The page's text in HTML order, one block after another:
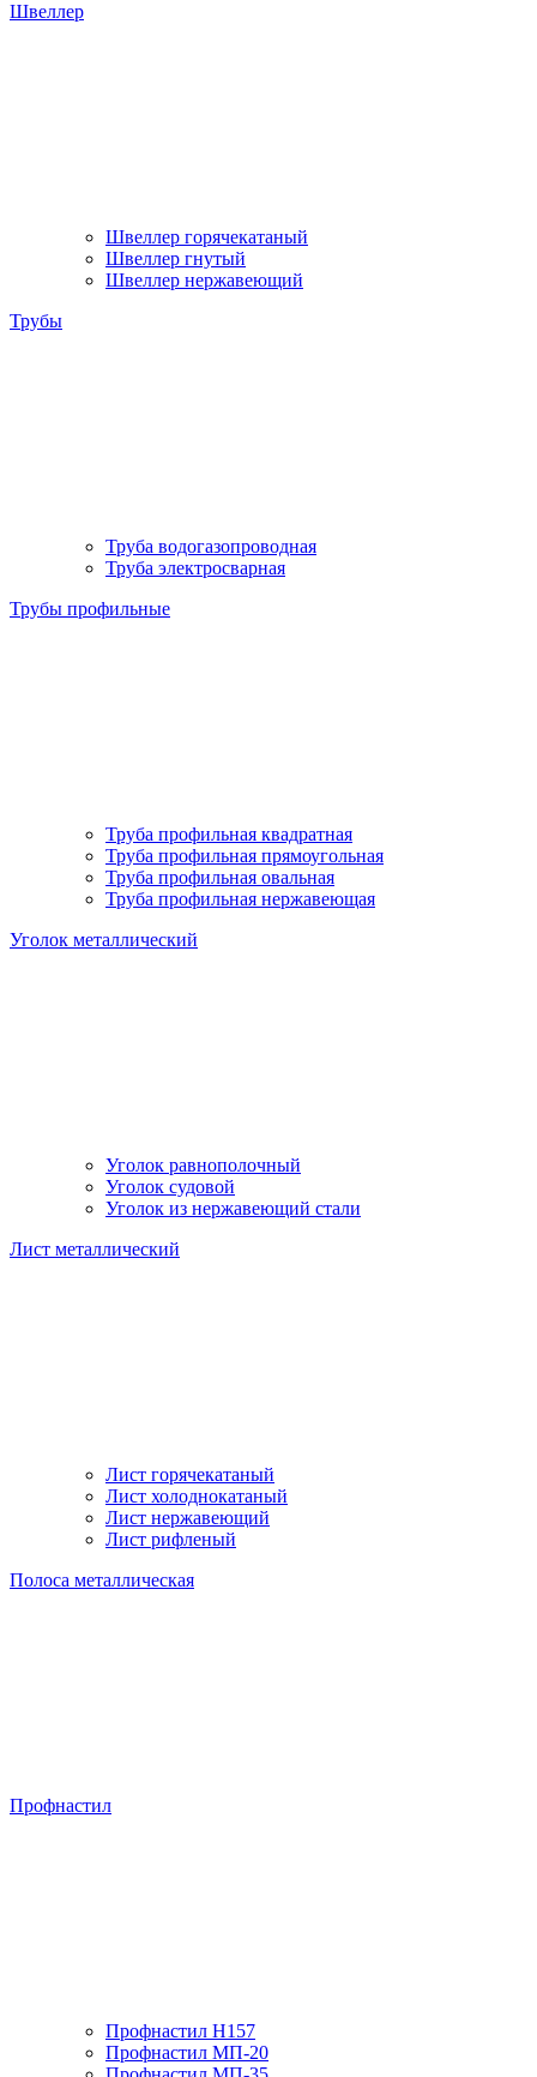
Швеллер
Швеллер горячекатаный
Швеллер гнутый
Швеллер нержавеющий
Трубы
Труба водогазопроводная
Труба электросварная
Трубы профильные
Труба профильная квадратная
Труба профильная прямоугольная
Труба профильная овальная
Труба профильная нержавеющая
Уголок металлический
Уголок равнополочный
Уголок судовой
Уголок из нержавеющий стали
Лист металлический
Лист горячекатаный
Лист холоднокатаный
Лист нержавеющий
Лист рифленый
Полоса металлическая
Профнастил
Профнастил H157
Профнастил МП-20